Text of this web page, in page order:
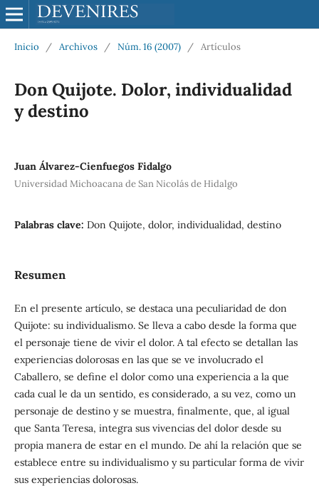
Inicio / Archivos / Núm. 16 (2007) / Artículos
Don Quijote. Dolor, individualidad
y destino
Juan Álvarez-Cienfuegos Fidalgo
Universidad Michoacana de San Nicolás de Hidalgo
Palabras clave: Don Quijote, dolor, individualidad, destino
Resumen
En el presente artículo, se destaca una peculiaridad de don
Quijote: su individualismo. Se lleva a cabo desde la forma que
el personaje tiene de vivir el dolor. A tal efecto se detallan las
experiencias dolorosas en las que se ve involucrado el
Caballero, se define el dolor como una experiencia a la que
cada cual le da un sentido, es considerado, a su vez, como un
personaje de destino y se muestra, finalmente, que, al igual
que Santa Teresa, integra sus vivencias del dolor desde su
propia manera de estar en el mundo. De ahí la relación que se
establece entre su individualismo y su particular forma de vivir
sus experiencias dolorosas.